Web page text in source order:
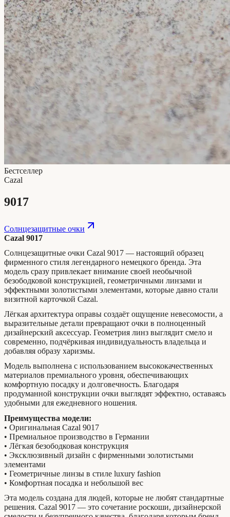
Бестселлер
Cazal
9017
Солнцезащитные очки
Cazal 9017
Солнцезащитные очки Cazal 9017 — настоящий образец
фирменного стиля легендарного немецкого бренда. Эта
модель сразу привлекает внимание своей необычной
безободковой конструкцией, геометричными линзами и
эффектными золотистыми элементами, которые давно стали
визитной карточкой Cazal.
Лёгкая архитектура оправы создаёт ощущение невесомости, а
выразительные детали превращают очки в полноценный
дизайнерский аксессуар. Геометрия линз выглядит смело и
современно, подчёркивая индивидуальность владельца и
добавляя образу харизмы.
Модель выполнена с использованием высококачественных
материалов премиального уровня, обеспечивающих
комфортную посадку и долговечность. Благодаря
продуманной конструкции очки выглядят эффектно, оставаясь
удобными для ежедневного ношения.
Преимущества модели:
• Оригинальная Cazal 9017
• Премиальное производство в Германии
• Лёгкая безободковая конструкция
• Эксклюзивный дизайн с фирменными золотистыми
элементами
• Геометричные линзы в стиле luxury fashion
• Комфортная посадка и небольшой вес
Эта модель создана для людей, которые не любят стандартные
решения. Cazal 9017 — это сочетание роскоши, дизайнерской